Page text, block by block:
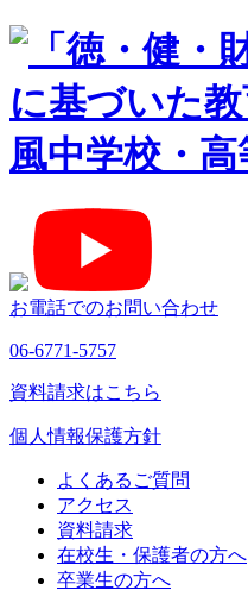
お電話でのお問い合わせ
06-6771-5757
資料請求はこちら
個人情報保護方針
よくあるご質問
アクセス
資料請求
在校生・保護者の方へ
卒業生の方へ